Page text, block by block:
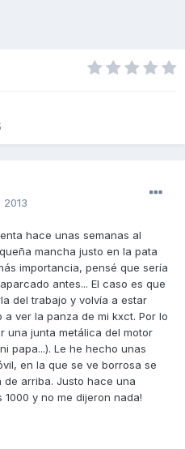
2013
hace unas semanas al
mancha justo en la pata
importancia, pensé que sería
antes... El caso es que
del trabajo y volvía a estar
ver la panza de mi kxct. Por lo
una junta metálica del motor
papa...). Le he hecho unas
en la que se ve borrosa se
arriba. Justo hace una
y no me dijeron nada!